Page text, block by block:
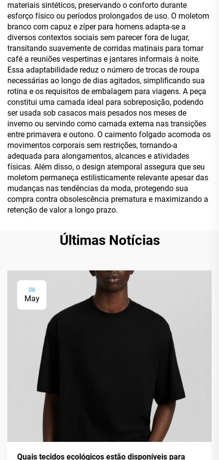
materiais sintéticos, preservando o conforto durante
esforço físico ou períodos prolongados de uso. O moletom
branco com capuz e zíper para homens adapta-se a
diversos contextos sociais sem parecer fora de lugar,
transitando suavemente de corridas matinais para tomar
café a reuniões vespertinas e jantares informais à noite.
Essa adaptabilidade reduz o número de trocas de roupa
necessárias ao longo de dias agitados, simplificando sua
rotina e os requisitos de embalagem para viagens. A peça
constitui uma camada ideal para sobreposição, podendo
ser usada sob casacos mais pesados nos meses de
inverno ou servindo como camada externa nas transições
entre primavera e outono. O caimento folgado acomoda os
movimentos corporais sem restrições, tornando-a
adequada para alongamentos, alcances e atividades
físicas. Além disso, o design atemporal assegura que seu
moletom permaneça estilisticamente relevante apesar das
mudanças nas tendências da moda, protegendo sua
compra contra obsolescência prematura e maximizando a
retenção de valor a longo prazo.
Últimas Notícias
06
May
Quais tecidos ecológicos estão disponíveis para